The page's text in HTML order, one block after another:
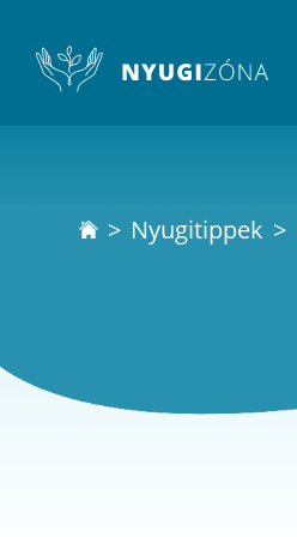
Nyugitippek